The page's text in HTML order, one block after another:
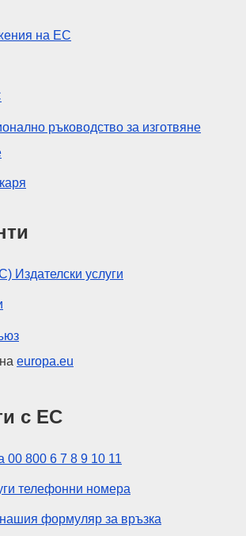
на ЕС
ръководство за изготвяне
Издателски услуги
съюз
europa.eu
с ЕС
00 800 6 7 8 9 10 11
телефонни номера
формуляр за връзка